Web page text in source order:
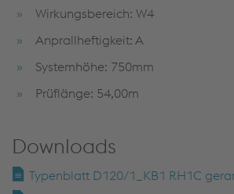
Wirkungsbereich: W4
Anprallheftigkeit: A
Systemhöhe: 750mm
Prüflänge: 54,00m
Downloads
Typenblatt D120/1_KB1 RH1C